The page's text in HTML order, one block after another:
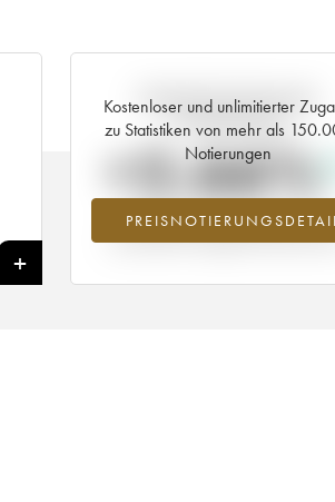
+
Kostenloser und unlimitierter
zu Statistiken von mehr als
Notierungen
Aktuelle Entwicklung der
Preisnotierung
+2.66%
Preisanstiegs des Jahrgangs 2017
Jahr 2026 im Vergleich zum Jahr